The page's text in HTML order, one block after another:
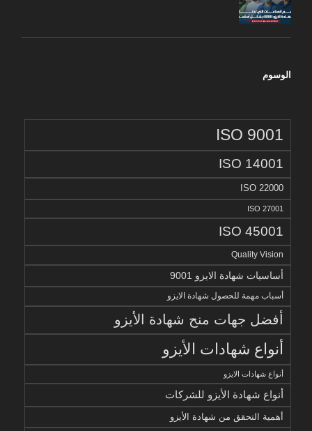
الوسوم
ISO 9001
ISO 14001
ISO 22000
ISO 27001
ISO 45001
Quality Vision
أساسيات شهادة الايزو 9001
أسباب مهمة للحصول شهادة الايزو
أفضل جهات منح شهادة الأيزو
أنواع شهادات الأيزو
أنواع شهادات الايزو
أنواع شهادة الأيزو للشركات
أهمية التحقق من شهادة الأيزو